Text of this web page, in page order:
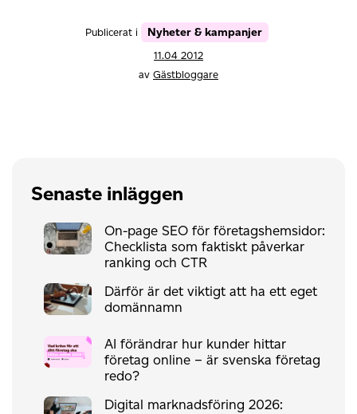
Publicerat i Nyheter & kampanjer
11.04 2012
av Gästbloggare
Senaste inläggen
On-page SEO för företagshemsidor:
Checklista som faktiskt påverkar
ranking och CTR
Därför är det viktigt att ha ett eget
domännamn
AI förändrar hur kunder hittar
företag online – är svenska företag
redo?
Digital marknadsföring 2026: